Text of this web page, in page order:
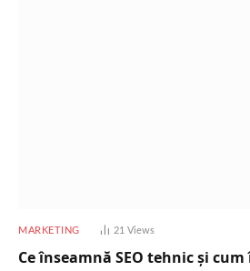
MARKETING 21 Views
Ce înseamnă SEO tehnic și